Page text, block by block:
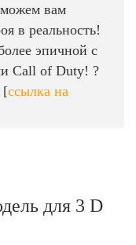
вам
в реальность!
эпичной с
Call of Duty! ?
[ссылка на
для 3 D